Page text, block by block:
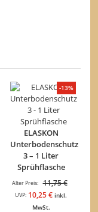
-13%
ELASKON
Unterbodenschutz
3 – 1 Liter
Sprühflasche
Alter Preis: 11,75€
UVP: 10,25€Aktueller
inkl.
MwSt.